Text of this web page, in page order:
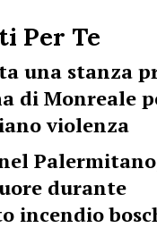
Per Te
una stanza
di Monreale
violenza
durante
incendio